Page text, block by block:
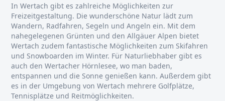
In Wertach gibt es zahlreiche Möglichkeiten zur
Freizeitgestaltung. Die wunderschöne Natur lädt zum
Wandern, Radfahren, Segeln und Angeln ein. Mit dem
nahegelegenen Grünten und den Allgäuer Alpen bietet
Wertach zudem fantastische Möglichkeiten zum Skifahren
und Snowboarden im Winter. Für Naturliebhaber gibt es
auch den Wertacher Hörnlesee, wo man baden,
entspannen und die Sonne genießen kann. Außerdem gibt
es in der Umgebung von Wertach mehrere Golfplätze,
Tennisplätze und Reitmöglichkeiten.